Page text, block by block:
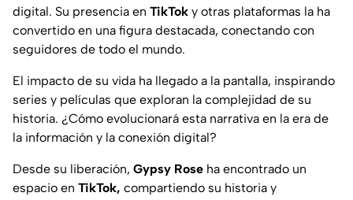
digital. Su presencia en TikTok y otras plataformas la ha
convertido en una figura destacada, conectando con
seguidores de todo el mundo.
El impacto de su vida ha llegado a la pantalla, inspirando
series y películas que exploran la complejidad de su
historia. ¿Cómo evolucionará esta narrativa en la era de
la información y la conexión digital?
Desde su liberación, Gypsy Rose ha encontrado un
espacio en TikTok, compartiendo su historia y